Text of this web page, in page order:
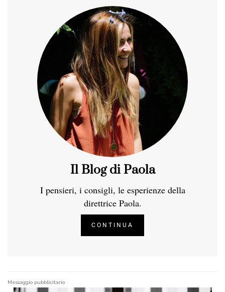
Il Blog di Paola
I pensieri, i consigli, le esperienze della
direttrice Paola.
CONTINUA
Messaggio pubblicitario